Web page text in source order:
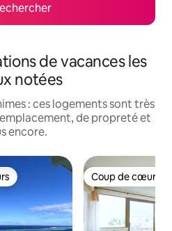
de vacances les
notées
: ces logements sont très
de propreté et
encore.
les plus appréciés Coup de cœur
Coup de cœur